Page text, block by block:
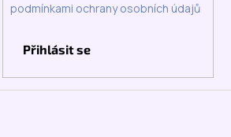
podmínkami ochrany osobních údajů
Přihlásit se